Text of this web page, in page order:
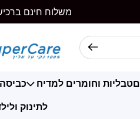
משלוח חינם ברכישה
טבליות וחומרים למדיח כביסה
לתינוק